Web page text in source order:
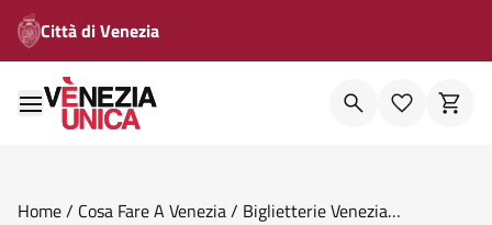
Città di Venezia
Home/ Cosa Fare A Venezia/ Biglietterie Venezia